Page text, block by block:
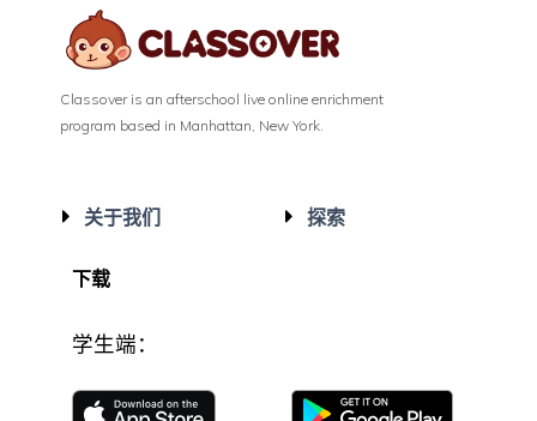
Classover is an afterschool live online enrichment
program based in Manhattan, New York.
关于我们 探索
下载
学生端：